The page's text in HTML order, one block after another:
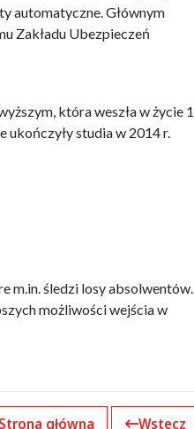
automatyczne. Głównym
Zakładu Ubezpieczeń
która weszła w życie 1
ukończyły studia w 2014 r.
m.in. śledzi losy absolwentów.
możliwości wejścia w
główna Wstecz